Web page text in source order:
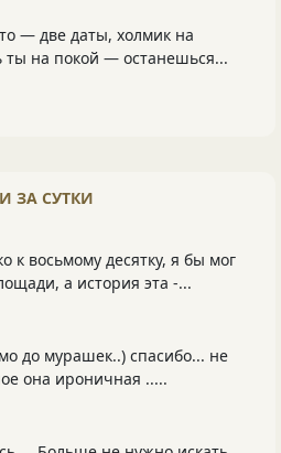
— две даты, холмик на
ты на покой — останешься...
ЗА СУТКИ
к восьмому десятку, я бы мог
а история эта -...
до мурашек..) спасибо... не
она ироничная .....